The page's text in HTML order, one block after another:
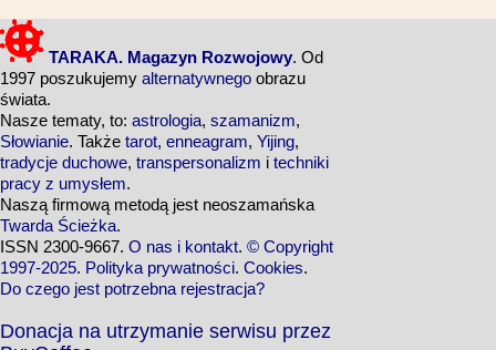
TARAKA. Magazyn Rozwojowy. Od
1997 poszukujemy alternatywnego obrazu
świata.
Nasze tematy, to: astrologia, szamanizm,
Słowianie. Także tarot, enneagram, Yijing,
tradycje duchowe, transpersonalizm i techniki
pracy z umysłem.
Naszą firmową metodą jest neoszamańska
Twarda Ścieżka.
ISSN 2300-9667. O nas i kontakt. © Copyright
1997-2025. Polityka prywatności. Cookies.
Do czego jest potrzebna rejestracja?
Donacja na utrzymanie serwisu przez